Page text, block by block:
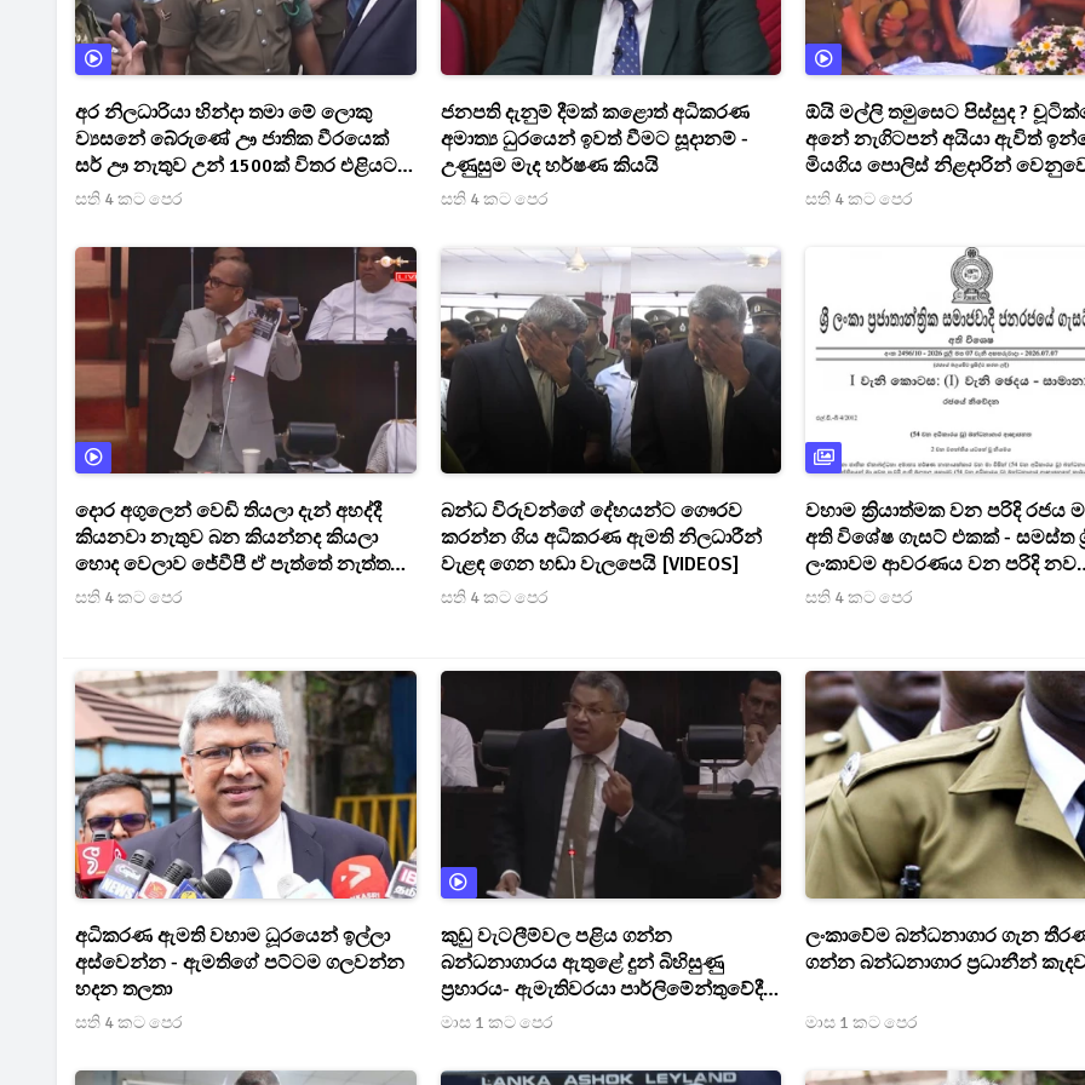
අර නිලධාරියා හින්දා තමා මේ ලොකු
ව්‍යසනේ බේරුණේ ඌ ජාතික වීරයෙක්
සර් ඌ නැතුව උන් 1500ක් විතර එළියට
ආවා නම් මුළු නිලධාරීන් ටිකම ඉවරයි -
කතාව [VIDEO] [PHOTOS]
සති 4 කට පෙර
ජනපති දැනුම් දීමක් කළොත් අධිකරණ
අමාත්‍ය ධුරයෙන් ඉවත් වීමට සූදානම් -
උණුසුම මැද හර්ෂණ කියයි
සති 4 කට පෙර
ඕයි මල්ලි තමුසෙට පිස්සුද ?
අනේ නැගිටපන් අයියා ඇවිත්
මියගිය පොලිස් නිළදාරින්
මිතුරන් හා පොලිස් පවුලම හඬා
සති 4 කට පෙර
දොර අගුලෙන් වෙඩි තියලා දැන් අහද්දී
කියනවා නැතුව බන කියන්නද කියලා
හොද වෙලාව ජේවීපී ඒ පැත්තේ නැත්තම්
කුඩු වෙන්න ගහන්නේ - ජායාරූප පෙන්න
සති 4 කට පෙර
බන්ධ විරුවන්ගේ දේහයන්ට ගෞරව
කරන්න ගිය අධිකරණ ඇමති නිලධාරීන්
වැළඳ ගෙන හඬා වැලපෙයි [VIDEOS]
සති 4 කට පෙර
වහාම ක්‍රියාත්මක වන පරිදි රජය
අති විශේෂ ගැසට් එකක් - සමස්ත
ලංකාවම ආවරණය වන පරිදි නව
බන්ධනාගාරයක්
සති 4 කට පෙර
අධිකරණ ඇමති වහාම ධූරයෙන් ඉල්ලා
අස්වෙන්න - ඇමතිගේ පට්ටම ගලවන්න
හදන තලතා
සති 4 කට පෙර
කුඩු වැටලීම්වල පළිය ගන්න
බන්ධනාගාරය ඇතුළේ දුන් බිහිසුණු
ප්‍රහාරය- ඇමැතිවරයා පාර්ලිමේන්තුවේදී
කළ ආන්දෝලනාත්මක හෙළිදරව්වක්
මාස 1 කට පෙර
ලංකාවේම බන්ධනාගාර ගැන
ගන්න බන්ධනාගාර ප්‍රධානීන්
මාස 1 කට පෙර